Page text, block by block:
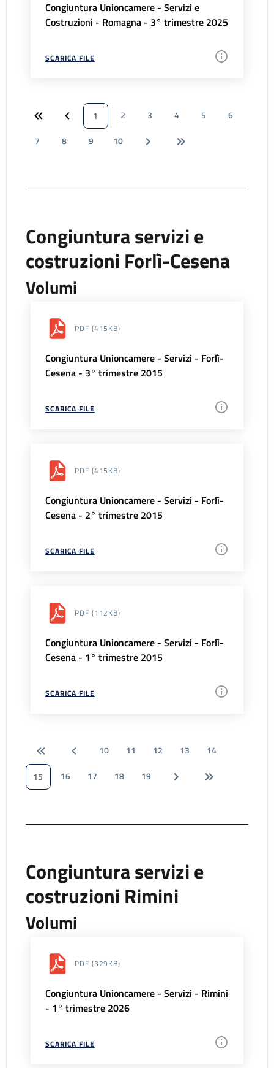
Congiuntura Unioncamere - Servizi e
Costruzioni - Romagna - 3° trimestre 2025
SCARICA FILE
1 2 3 4 5
6
7
8 9 10
Congiuntura servizi e
costruzioni Forlì-Cesena
Volumi
PDF (415KB)
Congiuntura Unioncamere - Servizi - Forlì-
Cesena - 3° trimestre 2015
SCARICA FILE
PDF (415KB)
Congiuntura Unioncamere - Servizi - Forlì-
Cesena - 2° trimestre 2015
SCARICA FILE
PDF (112KB)
Congiuntura Unioncamere - Servizi - Forlì-
Cesena - 1° trimestre 2015
SCARICA FILE
10 11 12 13
14
15
16 17 18 19
Congiuntura servizi e
costruzioni Rimini
Volumi
PDF (329KB)
Congiuntura Unioncamere - Servizi - Rimini
- 1° trimestre 2026
SCARICA FILE